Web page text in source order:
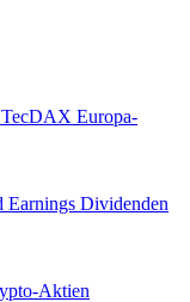
TecDAX Europa-
Earnings Dividenden
Aktien